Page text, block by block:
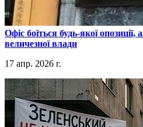
​Офіс боїться будь-якої опозиції,
величезної влади
17 апр. 2026 г.